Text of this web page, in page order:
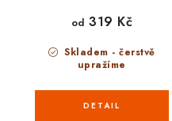
Skladem - čerstvě
upražíme
od 319 Kč